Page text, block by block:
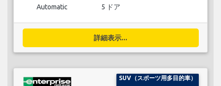
Automatic 5 ドア
詳細表示...
SUV（スポーツ用多目的車）